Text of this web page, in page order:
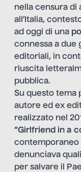
nella censura di
all’Italia,
ad oggi di una
connessa a due
editoriali, in
riuscita
pubblica.
Su questo tema
autore ed ex
realizzato nel
“Girlfriend in a
contemporaneo
denunciava
per salvare il